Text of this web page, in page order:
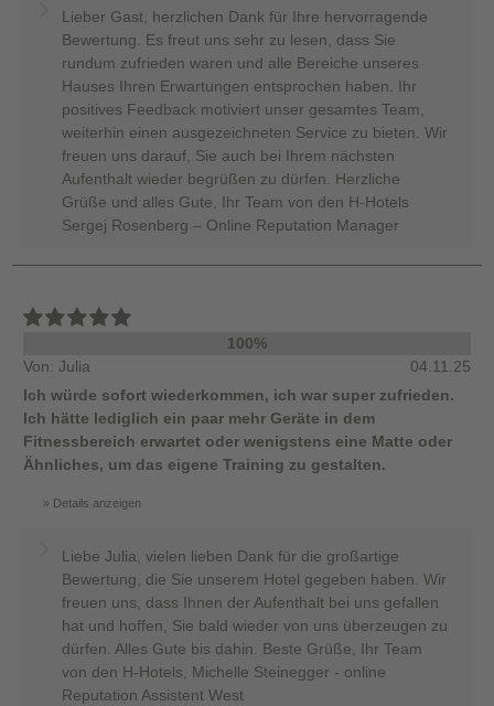
Lieber Gast, herzlichen Dank für Ihre hervorragende
Bewertung. Es freut uns sehr zu lesen, dass Sie
rundum zufrieden waren und alle Bereiche unseres
Hauses Ihren Erwartungen entsprochen haben. Ihr
positives Feedback motiviert unser gesamtes Team,
weiterhin einen ausgezeichneten Service zu bieten. Wir
freuen uns darauf, Sie auch bei Ihrem nächsten
Aufenthalt wieder begrüßen zu dürfen. Herzliche
Grüße und alles Gute, Ihr Team von den H-Hotels
Sergej Rosenberg – Online Reputation Manager
100%
Von: Julia
04.11.25
Ich würde sofort wiederkommen, ich war super zufrieden.
Ich hätte lediglich ein paar mehr Geräte in dem
Fitnessbereich erwartet oder wenigstens eine Matte oder
Ähnliches, um das eigene Training zu gestalten.
Details anzeigen
Liebe Julia, vielen lieben Dank für die großartige
Bewertung, die Sie unserem Hotel gegeben haben. Wir
freuen uns, dass Ihnen der Aufenthalt bei uns gefallen
hat und hoffen, Sie bald wieder von uns überzeugen zu
dürfen. Alles Gute bis dahin. Beste Grüße, Ihr Team
von den H-Hotels, Michelle Steinegger - online
Reputation Assistent West